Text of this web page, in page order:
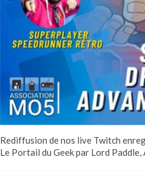
Rediffusion de nos live Twitch
Le Portail du Geek par Lord Paddle,